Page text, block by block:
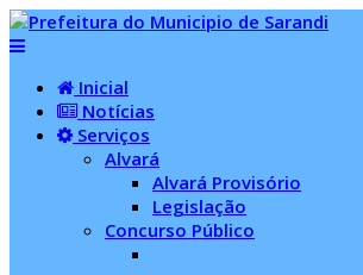
Inicial
Notícias
Serviços
Alvará
Alvará Provisório
Legislação
Concurso Público